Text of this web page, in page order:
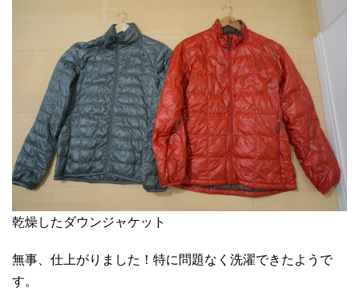
乾燥したダウンジャケット
無事、仕上がりました！特に問題なく洗濯できたようで
す。